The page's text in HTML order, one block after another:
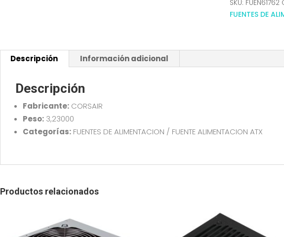
CORSAIR
RM1000e
WHITE
ATX3.1
SKU: FUEN61762
FUENTES DE
Descripción Información adicional
Descripción
Fabricante:CORSAIR
Peso:3,23000
Categorías:FUENTES DE ALIMENTACION / FUENTE ALIMENTACION ATX
Productos relacionados